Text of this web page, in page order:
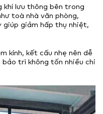
khí lưu thông bên trong
toà nhà văn phòng,
giúp giảm hấp thụ nhiệt,
kính, kết cấu nhẹ nên dễ
trì không tốn nhiều chi